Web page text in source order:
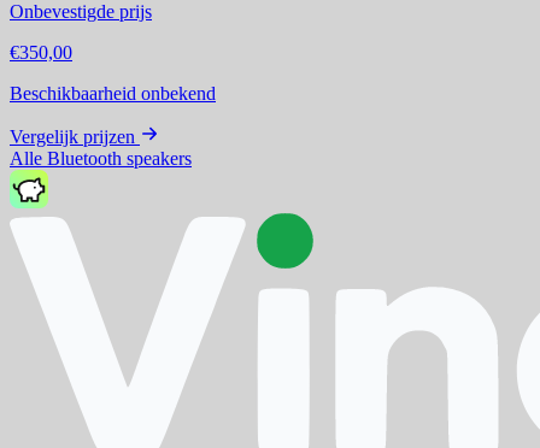
Onbevestigde prijs
€350,00
Beschikbaarheid onbekend
Vergelijk prijzen
Alle Bluetooth speakers